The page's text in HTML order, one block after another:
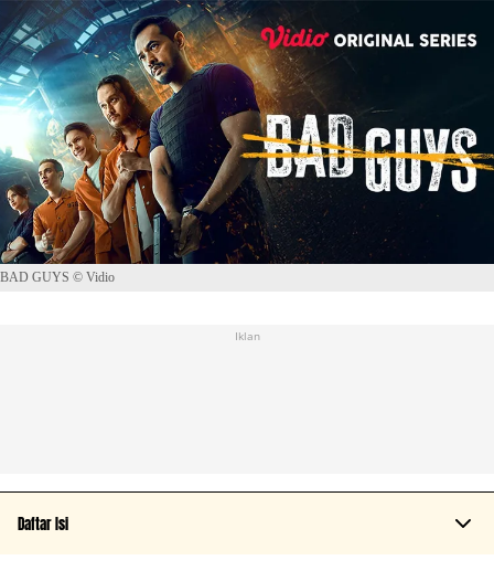
BAD GUYS © Vidio
Iklan
Daftar Isi